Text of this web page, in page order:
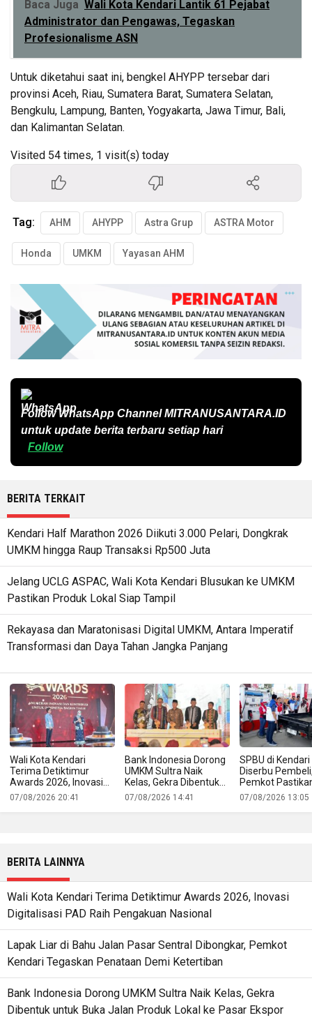
Baca Juga Wali Kota Kendari Lantik 61 Pejabat
Administrator dan Pengawas, Tegaskan
Profesionalisme ASN
Untuk diketahui saat ini, bengkel AHYPP tersebar dari
provinsi Aceh, Riau, Sumatera Barat, Sumatera Selatan,
Bengkulu, Lampung, Banten, Yogyakarta, Jawa Timur, Bali,
dan Kalimantan Selatan.
Visited 54 times, 1 visit(s) today
Tag: AHM AHYPP Astra Grup ASTRA Motor
Honda UMKM Yayasan AHM
Follow WhatsApp ChannelMITRANUSANTARA.ID
untuk update berita terbaru setiap hari
Follow
BERITA TERKAIT
Kendari Half Marathon 2026 Diikuti 3.000 Pelari, Dongkrak
UMKM hingga Raup Transaksi Rp500 Juta
Jelang UCLG ASPAC, Wali Kota Kendari Blusukan ke UMKM
Pastikan Produk Lokal Siap Tampil
Rekayasa dan Maratonisasi Digital UMKM, Antara Imperatif
Transformasi dan Daya Tahan Jangka Panjang
Wali Kota Kendari
Terima Detiktimur
Awards 2026, Inovasi
Digitalisasi PAD Raih
Pengakuan Nasional
07/08/2026 20:41
Bank Indonesia Dorong
UMKM Sultra Naik
Kelas, Gekra Dibentuk
untuk Buka Jalan
Produk Lokal ke Pasar
07/08/2026 14:41
SPBU di Kendari
Diserbu
Pemkot
Pasokan BBM
Aman
07/08/2026 13:05
BERITA LAINNYA
Wali Kota Kendari Terima Detiktimur Awards 2026, Inovasi
Digitalisasi PAD Raih Pengakuan Nasional
Lapak Liar di Bahu Jalan Pasar Sentral Dibongkar, Pemkot
Kendari Tegaskan Penataan Demi Ketertiban
Bank Indonesia Dorong UMKM Sultra Naik Kelas, Gekra
Dibentuk untuk Buka Jalan Produk Lokal ke Pasar Ekspor